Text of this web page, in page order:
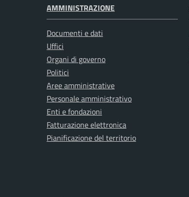
AMMINISTRAZIONE
Documenti e dati
Uffici
Organi di governo
Politici
Aree amministrative
Personale amministrativo
Enti e fondazioni
Fatturazione elettronica
Pianificazione del territorio